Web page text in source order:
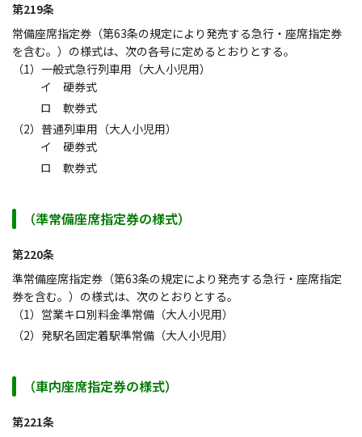
第219条
常備座席指定券（第63条の規定により発売する急行・座席指定券
を含む。）の様式は、次の各号に定めるとおりとする。
（1）一般式急行列車用（大人小児用）
イ 硬券式
ロ 軟券式
（2）普通列車用（大人小児用）
イ 硬券式
ロ 軟券式
（準常備座席指定券の様式）
第220条
準常備座席指定券（第63条の規定により発売する急行・座席指定
券を含む。）の様式は、次のとおりとする。
（1）営業キロ別料金準常備（大人小児用）
（2）発駅名固定着駅準常備（大人小児用）
（車内座席指定券の様式）
第221条